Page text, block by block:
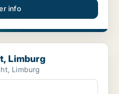
info
Limburg
Limburg